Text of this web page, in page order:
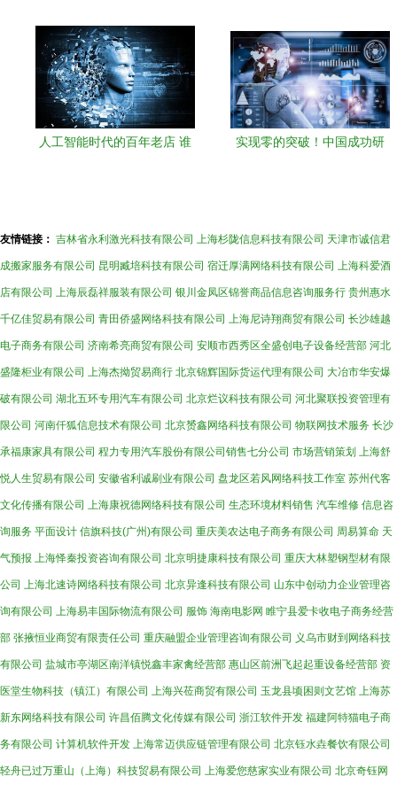
人工智能时代的百年老店 谁
实现零的突破！中国成功研
友情链接： 吉林省永利激光科技有限公司 上海杉陇信息科技有限公司 天津市诚信君
成搬家服务有限公司 昆明臧培科技有限公司 宿迁厚满网络科技有限公司 上海科爱酒
店有限公司 上海辰磊祥服装有限公司 银川金凤区锦誉商品信息咨询服务行 贵州惠水
千亿佳贸易有限公司 青田侨盛网络科技有限公司 上海尼诗翔商贸有限公司 长沙雄越
电子商务有限公司 济南希亮商贸有限公司 安顺市西秀区全盛创电子设备经营部 河北
盛隆柜业有限公司 上海杰拗贸易商行 北京锦辉国际货运代理有限公司 大冶市华安爆
破有限公司 湖北五环专用汽车有限公司 北京烂议科技有限公司 河北聚联投资管理有
限公司 河南仟狐信息技术有限公司 北京赟鑫网络科技有限公司 物联网技术服务 长沙
承福康家具有限公司 程力专用汽车股份有限公司销售七分公司 市场营销策划 上海舒
悦人生贸易有限公司 安徽省利诚刷业有限公司 盘龙区若风网络科技工作室 苏州代客
文化传播有限公司 上海康祝德网络科技有限公司 生态环境材料销售 汽车维修 信息咨
询服务 平面设计 信旗科技(广州)有限公司 重庆美农达电子商务有限公司 周易算命 天
气预报 上海怿秦投资咨询有限公司 北京明捷康科技有限公司 重庆大林塑钢型材有限
公司 上海北速诗网络科技有限公司 北京异逢科技有限公司 山东中创动力企业管理咨
询有限公司 上海易丰国际物流有限公司 服饰 海南电影网 睢宁县爱卡收电子商务经营
部 张掖恒业商贸有限责任公司 重庆融盟企业管理咨询有限公司 义乌市财到网络科技
有限公司 盐城市亭湖区南洋镇悦鑫丰家禽经营部 惠山区前洲飞起起重设备经营部 资
医堂生物科技（镇江）有限公司 上海兴莅商贸有限公司 玉龙县顷困则文艺馆 上海苏
新东网络科技有限公司 许昌佰腾文化传媒有限公司 浙江软件开发 福建阿特猫电子商
务有限公司 计算机软件开发 上海常迈供应链管理有限公司 北京钰水垚餐饮有限公司
轻舟已过万重山（上海）科技贸易有限公司 上海爱您慈家实业有限公司 北京奇钰网